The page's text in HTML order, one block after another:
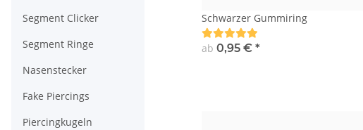
Schwarzer Gummiring
ab0,95 €*
Segment Clicker
Segment Ringe
Nasenstecker
Fake Piercings
Piercingkugeln